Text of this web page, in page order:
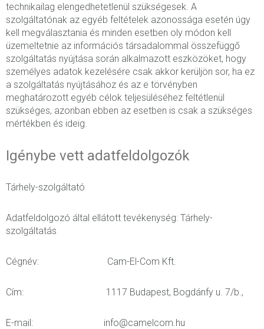
technikailag elengedhetetlenül szükségesek. A
szolgáltatónak az egyéb feltételek azonossága esetén úgy
kell megválasztania és minden esetben oly módon kell
üzemeltetnie az információs társadalommal összefüggő
szolgáltatás nyújtása során alkalmazott eszközöket, hogy
személyes adatok kezelésére csak akkor kerüljön sor, ha ez
a szolgáltatás nyújtásához és az e törvényben
meghatározott egyéb célok teljesüléséhez feltétlenül
szükséges, azonban ebben az esetben is csak a szükséges
mértékben és ideig.
Igénybe vett adatfeldolgozók
Tárhely-szolgáltató
Adatfeldolgozó által ellátott tevékenység: Tárhely-
szolgáltatás
Cégnév: Cam-El-Com Kft.
Cím: 1117 Budapest, Bogdánfy u. 7/b.,
E-mail: info@camelcom.hu